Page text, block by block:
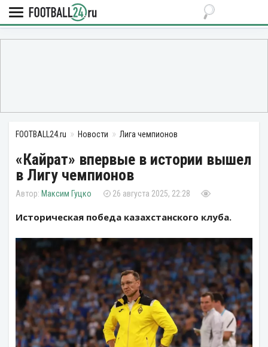
FOOTBALL24.ru Новости Лига чемпионов
«Кайрат» впервые в истории вышел
в Лигу чемпионов
Максим Гуцко 26 августа 2025, 22:28
Историческая победа казахстанского клуба.